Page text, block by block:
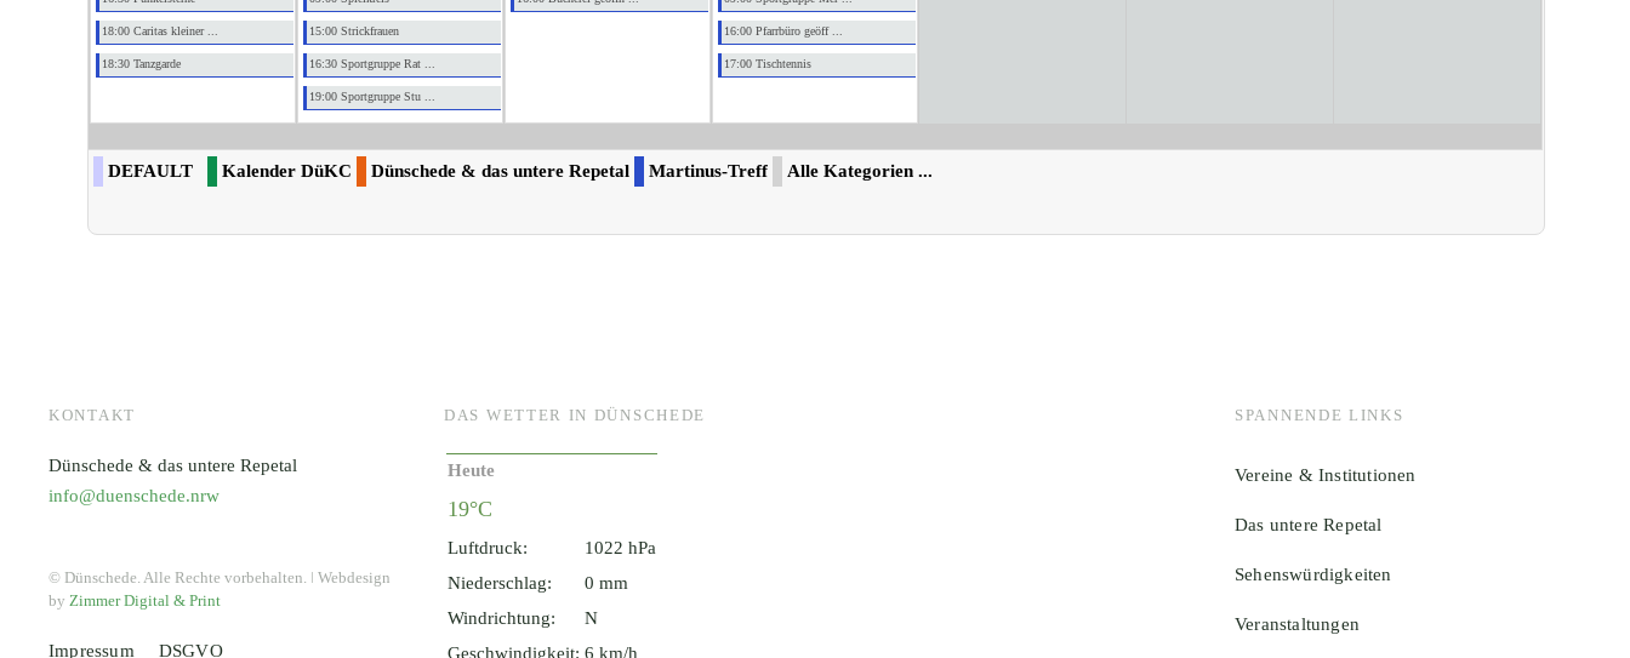
18:00 Caritas kleiner ...
18:30 Tanzgarde
15:00 Strickfrauen
16:30 Sportgruppe Rat ...
19:00 Sportgruppe Stu ...
16:00 Pfarrbüro geöff ...
17:00 Tischtennis
DEFAULT Kalender DüKC Dünschede & das untere Repetal Martinus-Treff Alle Kategorien ...
KONTAKT
Dünschede & das untere Repetal
info@duenschede.nrw
© Dünschede. Alle Rechte vorbehalten. ǀ Webdesign
by Zimmer Digital & Print
Impressum DSGVO
DAS WETTER IN DÜNSCHEDE
Heute
19°C
Luftdruck:
1022 hPa
Niederschlag:
0 mm
Windrichtung:
N
Geschwindigkeit: 6 km/h
SPANNENDE LINKS
Vereine & Institutionen
Das untere Repetal
Sehenswürdigkeiten
Veranstaltungen